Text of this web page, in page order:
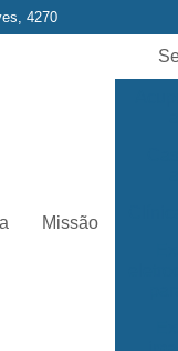
4270
Missão